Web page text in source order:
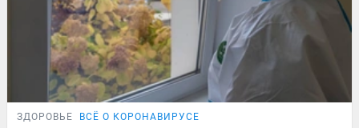
ЗДОРОВЬЕ ВСЁ О КОРОНАВИРУСЕ